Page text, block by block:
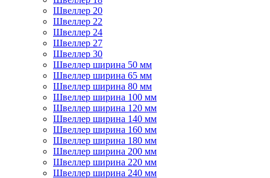
Швеллер 20
Швеллер 22
Швеллер 24
Швеллер 27
Швеллер 30
Швеллер ширина 50 мм
Швеллер ширина 65 мм
Швеллер ширина 80 мм
Швеллер ширина 100 мм
Швеллер ширина 120 мм
Швеллер ширина 140 мм
Швеллер ширина 160 мм
Швеллер ширина 180 мм
Швеллер ширина 200 мм
Швеллер ширина 220 мм
Швеллер ширина 240 мм